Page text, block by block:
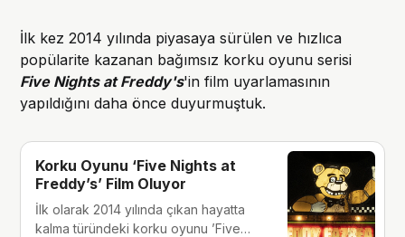
İlk kez 2014 yılında piyasaya sürülen ve hızlıca
popülarite kazanan bağımsız korku oyunu serisi
Five Nights at Freddy's'in film uyarlamasının
yapıldığını daha önce duyurmuştuk.
Korku Oyunu ‘Five Nights at
Freddy’s’ Film Oluyor
İlk olarak 2014 yılında çıkan hayatta
kalma türündeki korku oyunu ’Five